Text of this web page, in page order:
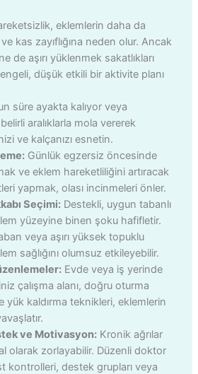
eklemlerin daha da
kas zayıflığına neden olur. Ancak
de aşırı yüklenmek sakatlıkları
düşük etkili bir aktivite planı
süre ayakta kalıyor veya
aralıklarla mola vererek
ve kalçanızı esnetin.
Günlük egzersiz öncesinde
ve eklem hareketliliğini artıracak
yapmak, olası incinmeleri önler.
Seçimi:Destekli, uygun tabanlı
yüzeyine binen şoku hafifletir.
veya aşırı yüksek topuklu
sağlığını olumsuz etkileyebilir.
Evde veya iş yerinde
çalışma alanı, doğru oturma
yük kaldırma teknikleri, eklemlerin
ve Motivasyon:Kronik ağrılar
olarak zorlayabilir. Düzenli doktor
kontrolleri, destek grupları veya